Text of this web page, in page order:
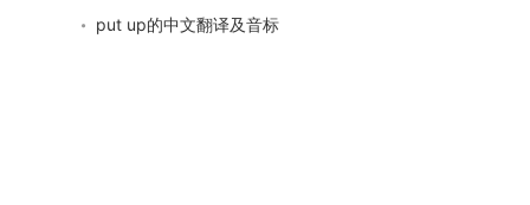
put up的中文翻译及音标